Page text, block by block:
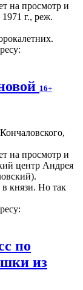
на просмотр и
г., реж.
16+
на просмотр и
центр Андрея
князи. Но так
по
из